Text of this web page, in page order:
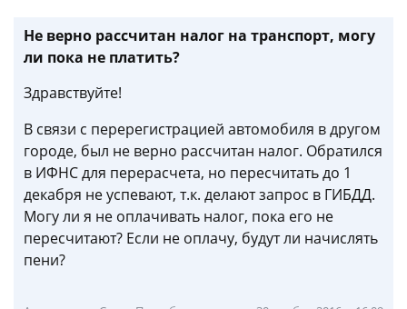
Не верно рассчитан налог на транспорт, могу
ли пока не платить?
Здравствуйте!
В связи с перерегистрацией автомобиля в другом
городе, был не верно рассчитан налог. Обратился
в ИФНС для перерасчета, но пересчитать до 1
декабря не успевают, т.к. делают запрос в ГИБДД.
Могу ли я не оплачивать налог, пока его не
пересчитают? Если не оплачу, будут ли начислять
пени?